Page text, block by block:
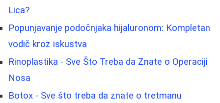
Lica?
Popunjavanje podočnjaka hijaluronom: Kompletan
vodič kroz iskustva
Rinoplastika - Sve Što Treba da Znate o Operaciji
Nosa
Botox - Sve što treba da znate o tretmanu